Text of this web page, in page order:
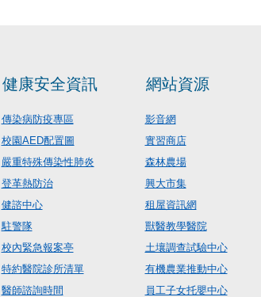
健康安全資訊
傳染病防疫專區
校園AED配置圖
嚴重特殊傳染性肺炎
登革熱防治
健諮中心
駐警隊
校內緊急報案亭
特約醫院診所清單
醫師諮詢時間
網站資源
影音網
實習商店
森林農場
興大市集
租屋資訊網
獸醫教學醫院
土壤調查試驗中心
有機農業推動中心
員工子女托嬰中心